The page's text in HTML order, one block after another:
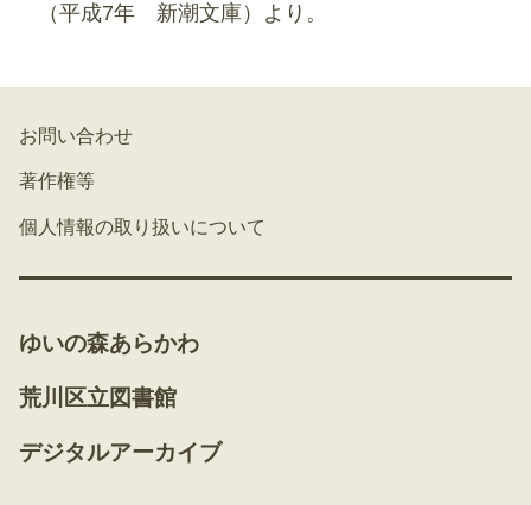
（平成7年 新潮文庫）より。
お問い合わせ
著作権等
個人情報の取り扱いについて
ゆいの森あらかわ
荒川区立図書館
デジタルアーカイブ